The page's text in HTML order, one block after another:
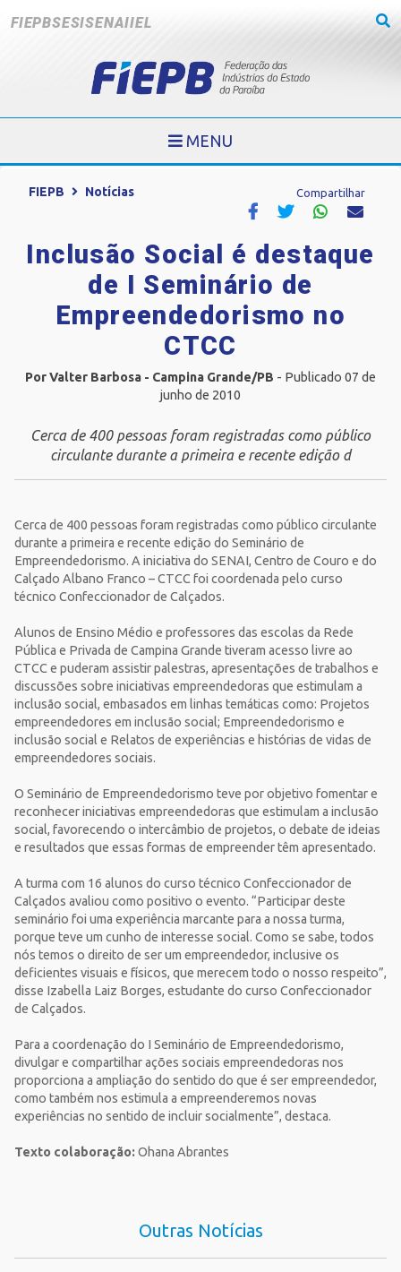
FIEPBSESISENAIIEL
MENU
FIEPB Notícias Compartilhar
Inclusão Social é destaque
de I Seminário de
Empreendedorismo no
CTCC
Por Valter Barbosa - Campina Grande/PB - Publicado 07 de
junho de 2010
Cerca de 400 pessoas foram registradas como público
circulante durante a primeira e recente edição d
Cerca de 400 pessoas foram registradas como público circulante
durante a primeira e recente edição do Seminário de
Empreendedorismo. A iniciativa do SENAI, Centro de Couro e do
Calçado Albano Franco – CTCC foi coordenada pelo curso
técnico Confeccionador de Calçados.
Alunos de Ensino Médio e professores das escolas da Rede
Pública e Privada de Campina Grande tiveram acesso livre ao
CTCC e puderam assistir palestras, apresentações de trabalhos e
discussões sobre iniciativas empreendedoras que estimulam a
inclusão social, embasados em linhas temáticas como: Projetos
empreendedores em inclusão social; Empreendedorismo e
inclusão social e Relatos de experiências e histórias de vidas de
empreendedores sociais.
O Seminário de Empreendedorismo teve por objetivo fomentar e
reconhecer iniciativas empreendedoras que estimulam a inclusão
social, favorecendo o intercâmbio de projetos, o debate de ideias
e resultados que essas formas de empreender têm apresentado.
A turma com 16 alunos do curso técnico Confeccionador de
Calçados avaliou como positivo o evento. “Participar deste
seminário foi uma experiência marcante para a nossa turma,
porque teve um cunho de interesse social. Como se sabe, todos
nós temos o direito de ser um empreendedor, inclusive os
deficientes visuais e físicos, que merecem todo o nosso respeito”,
disse Izabella Laiz Borges, estudante do curso Confeccionador
de Calçados.
Para a coordenação do I Seminário de Empreendedorismo,
divulgar e compartilhar ações sociais empreendedoras nos
proporciona a ampliação do sentido do que é ser empreendedor,
como também nos estimula a empreenderemos novas
experiências no sentido de incluir socialmente”, destaca.
Texto colaboração: Ohana Abrantes
Outras Notícias